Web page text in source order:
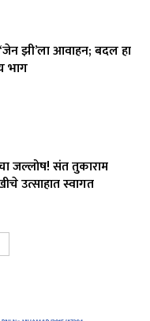
झी’ला आवाहन; बदल हा
भाग
जल्लोष! संत तुकाराम
उत्साहात स्वागत